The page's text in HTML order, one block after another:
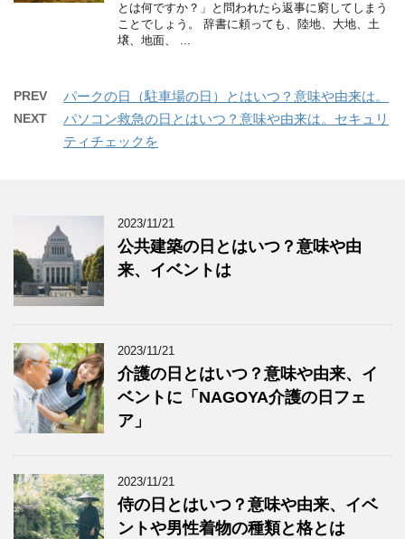
とは何ですか？」と問われたら返事に窮してしまう
ことでしょう。 辞書に頼っても、陸地、大地、土
壌、地面、 ...
PREV パークの日（駐車場の日）とはいつ？意味や由来は。
NEXT
パソコン救急の日とはいつ？意味や由来は。セキュリ
ティチェックを
2023/11/21
公共建築の日とはいつ？意味や由
来、イベントは
2023/11/21
介護の日とはいつ？意味や由来、イ
ベントに「NAGOYA介護の日フェ
ア」
2023/11/21
侍の日とはいつ？意味や由来、イベ
ントや男性着物の種類と格とは